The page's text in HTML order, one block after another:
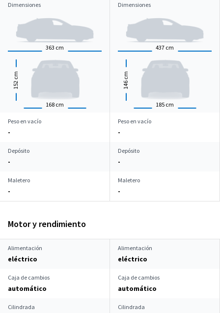
Dimensiones
363 cm
168 cm
152
cm
Dimensiones
437 cm
185 cm
146
cm
Peso en vacío
-
Peso en vacío
-
Depósito
-
Depósito
-
Maletero
-
Maletero
-
Motor y rendimiento
Alimentación
eléctrico
Alimentación
eléctrico
Caja de cambios
automático
Caja de cambios
automático
Cilindrada Cilindrada